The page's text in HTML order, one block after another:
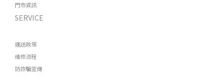
門市資訊
SERVICE
運送政策
維修流程
防詐騙宣傳